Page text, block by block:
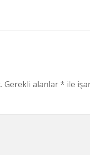
Gerekli alanlar* ile